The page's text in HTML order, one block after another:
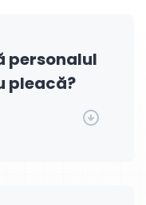
personalul
pleacă?